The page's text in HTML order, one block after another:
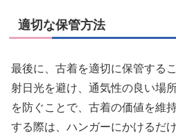
適切な保管方法
最後に、古着を適切に保管する
射日光を避け、通気性の良い場
を防ぐことで、古着の価値を維
する際は、ハンガーにかけるだ